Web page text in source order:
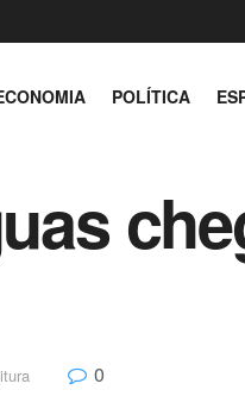
POLÍTICA
0